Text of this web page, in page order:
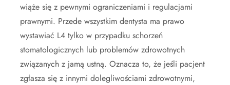
wiąże się z pewnymi ograniczeniami i regulacjami
prawnymi. Przede wszystkim dentysta ma prawo
wystawiać L4 tylko w przypadku schorzeń
stomatologicznych lub problemów zdrowotnych
związanych z jamą ustną. Oznacza to, że jeśli pacjent
zgłasza się z innymi dolegliwościami zdrowotnymi,